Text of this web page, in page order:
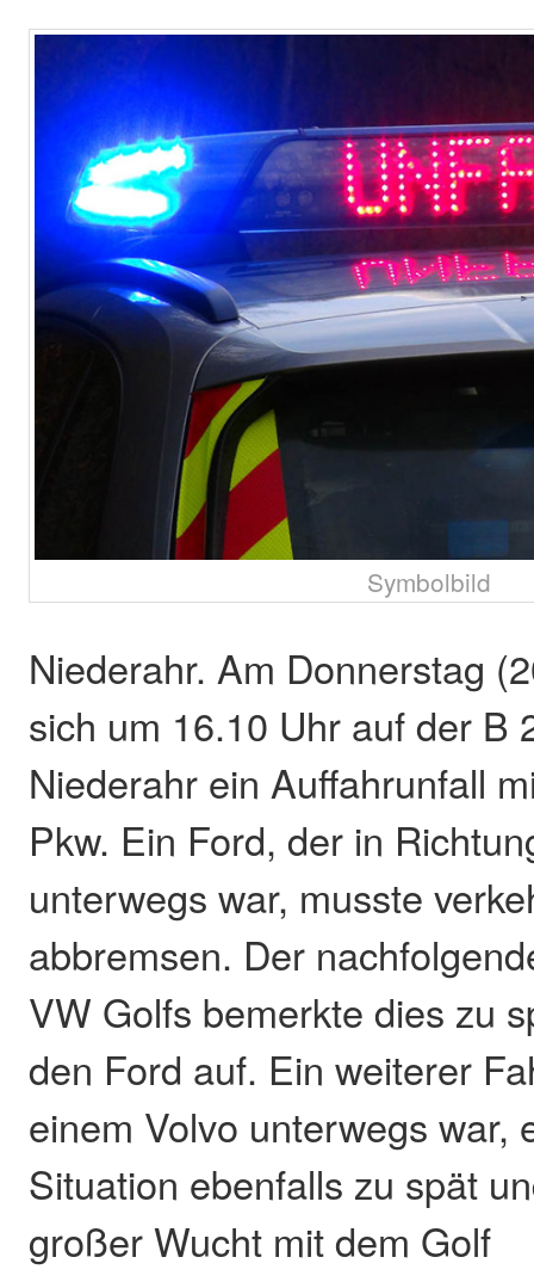
Symbolbild
Niederahr. Am Donnerstag
sich um 16.10 Uhr auf der B
Niederahr ein Auffahrunfall
Pkw. Ein Ford, der in
unterwegs war, musste
abbremsen. Der
VW Golfs bemerkte dies zu
den Ford auf. Ein weiterer
einem Volvo unterwegs war,
Situation ebenfalls zu spät
großer Wucht mit dem Golf